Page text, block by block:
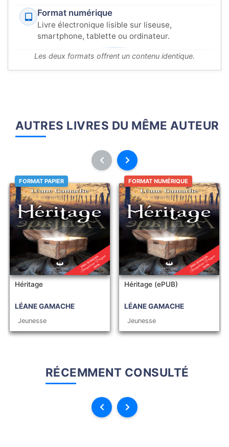
Format numérique
Livre électronique lisible sur liseuse,
smartphone, tablette ou ordinateur.
Les deux formats offrent un contenu identique.
AUTRES LIVRES DU MÊME AUTEUR
FORMAT PAPIER
Héritage
LÉANE GAMACHE
Jeunesse
FORMAT NUMÉRIQUE
Héritage (ePUB)
LÉANE GAMACHE
Jeunesse
RÉCEMMENT CONSULTÉ